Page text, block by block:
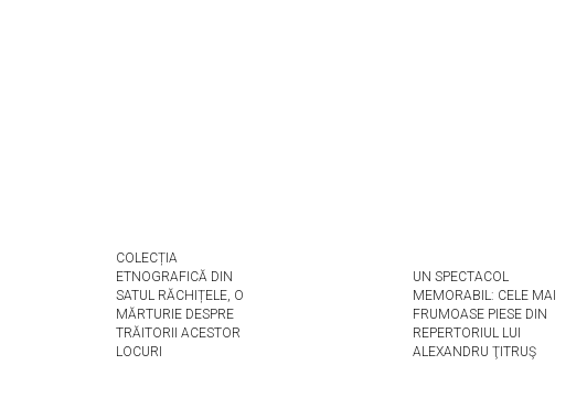
COLECȚIA
ETNOGRAFICĂ DIN
SATUL RĂCHIȚELE, O
MĂRTURIE DESPRE
TRĂITORII ACESTOR
LOCURI
UN SPECTACOL
MEMORABIL: CELE MAI
FRUMOASE PIESE DIN
REPERTORIUL LUI
ALEXANDRU ŢITRUŞ